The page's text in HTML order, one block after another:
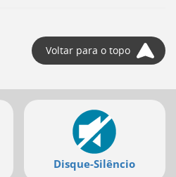
Voltar para o topo
Disque-Silêncio